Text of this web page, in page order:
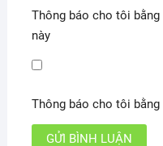
Thông báo cho tôi
này
Thông báo cho tôi